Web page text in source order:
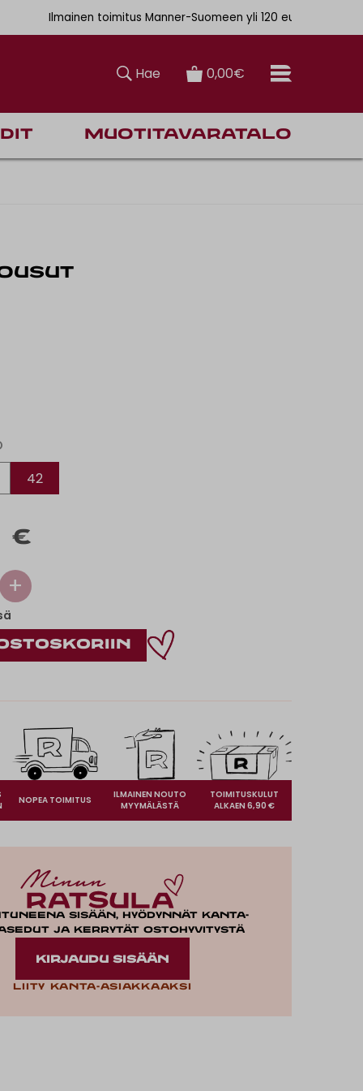
Ilmainen toimitus Manner-Suomeen yli 120 euron tilauksiin
Hae 0,00€
Muotitavaratalo
42
€
+
NOPEA TOIMITUS
ILMAINEN NOUTO
MYYMÄLÄSTÄ
TOIMITUSKULUT
ALKAEN 6,90 €
sisään, hyödynnät kanta-
ja kerrytät ostohyvitystä
KIRJAUDU SISÄÄN
Liity kanta-asiakkaaksi